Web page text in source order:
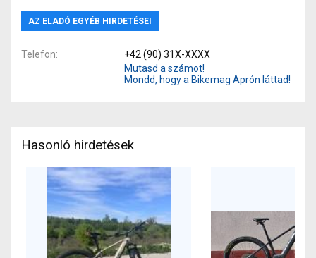
AZ ELADÓ EGYÉB HIRDETÉSEI
Telefon
+42 (90) 31X-XXXX
Mutasd a számot!
Mondd, hogy a Bikemag Aprón láttad!
Hasonló hirdetések